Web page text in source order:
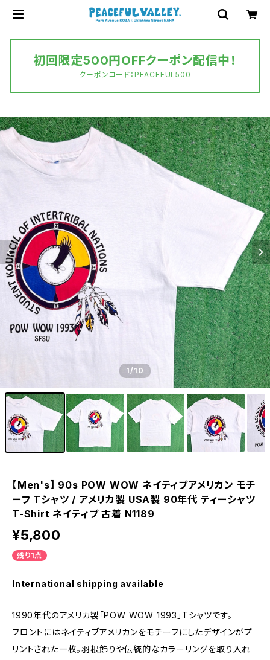
初回限定500円OFFクーポン配信中！
クーポンコード：PEACEFUL500
1/10
【Men's】 90s POW WOW ネイティブアメリカン モチ
ーフ Tシャツ / アメリカ製 USA製 90年代 ティーシャツ
T-Shirt ネイティブ 古着 N1189
¥5,800
残り1点
International shipping available
1990年代のアメリカ製「POW WOW 1993」Tシャツです。
フロントにはネイティブアメリカンをモチーフにしたデザインがプ
リントされた一枚。羽根飾りや伝統的なカラーリングを取り入れ